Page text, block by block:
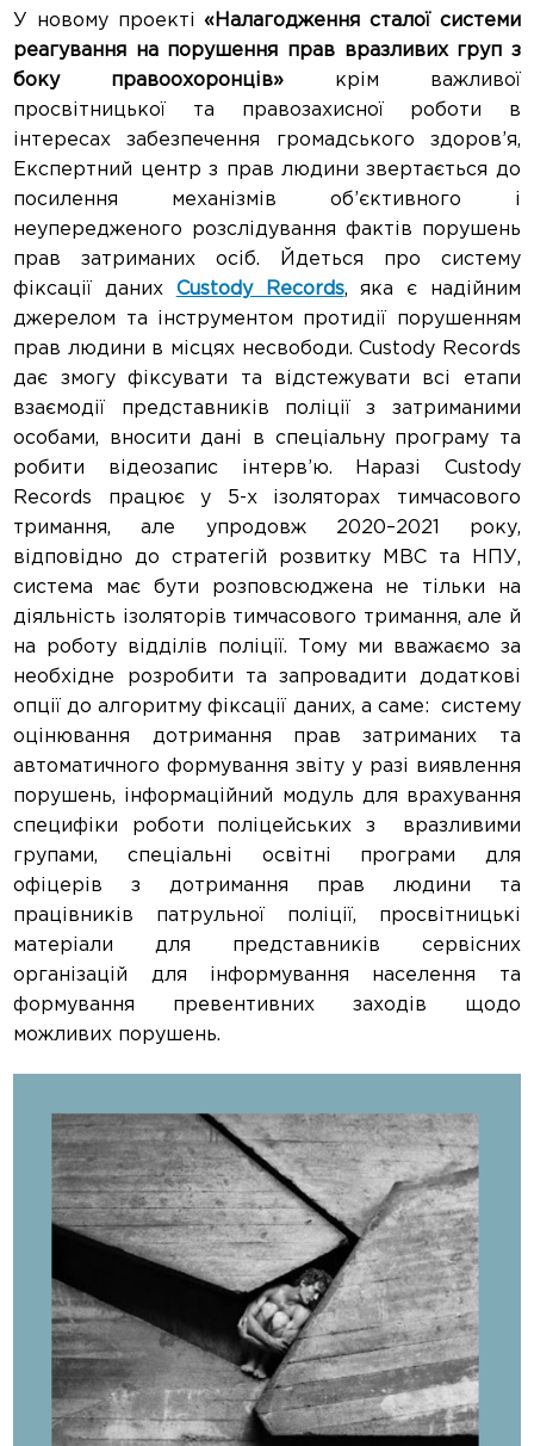
У новому проекті «Налагодження сталої системи
реагування на порушення прав вразливих груп з
боку правоохоронців» крім важливої
просвітницької та правозахисної роботи в
інтересах забезпечення громадського здоров’я,
Експертний центр з прав людини звертається до
посилення механізмів об’єктивного і
неупередженого розслідування фактів порушень
прав затриманих осіб. Йдеться про систему
фіксації даних Custody Records, яка є надійним
джерелом та інструментом протидії порушенням
прав людини в місцях несвободи. Custody Records
дає змогу фіксувати та відстежувати всі етапи
взаємодії представників поліції з затриманими
особами, вносити дані в спеціальну програму та
робити відеозапис інтерв’ю. Наразі Custody
Records працює у 5-х ізоляторах тимчасового
тримання, але упродовж 2020–2021 року,
відповідно до стратегій розвитку МВС та НПУ,
система має бути розповсюджена не тільки на
діяльність ізоляторів тимчасового тримання, але й
на роботу відділів поліції. Тому ми вважаємо за
необхідне розробити та запровадити додаткові
опції до алгоритму фіксації даних, а саме: cистему
оцінювання дотримання прав затриманих та
автоматичного формування звіту у разі виявлення
порушень, інформаційний модуль для врахування
специфіки роботи поліцейських з вразливими
групами, спеціальні освітні програми для
офіцерів з дотримання прав людини та
працівників патрульної поліції, просвітницькі
матеріали для представників сервісних
організацій для інформування населення та
формування превентивних заходів щодо
можливих порушень.